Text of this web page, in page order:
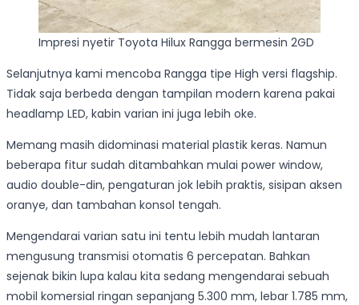
Impresi nyetir Toyota Hilux Rangga bermesin 2GD
Selanjutnya kami mencoba Rangga tipe High versi flagship.
Tidak saja berbeda dengan tampilan modern karena pakai
headlamp LED, kabin varian ini juga lebih oke.
Memang masih didominasi material plastik keras. Namun
beberapa fitur sudah ditambahkan mulai power window,
audio double-din, pengaturan jok lebih praktis, sisipan aksen
oranye, dan tambahan konsol tengah.
Mengendarai varian satu ini tentu lebih mudah lantaran
mengusung transmisi otomatis 6 percepatan. Bahkan
sejenak bikin lupa kalau kita sedang mengendarai sebuah
mobil komersial ringan sepanjang 5.300 mm, lebar 1.785 mm,